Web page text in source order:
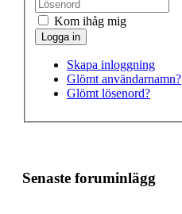
Kom ihåg mig
Skapa inloggning
Glömt användarnamn?
Glömt lösenord?
Senaste foruminlägg